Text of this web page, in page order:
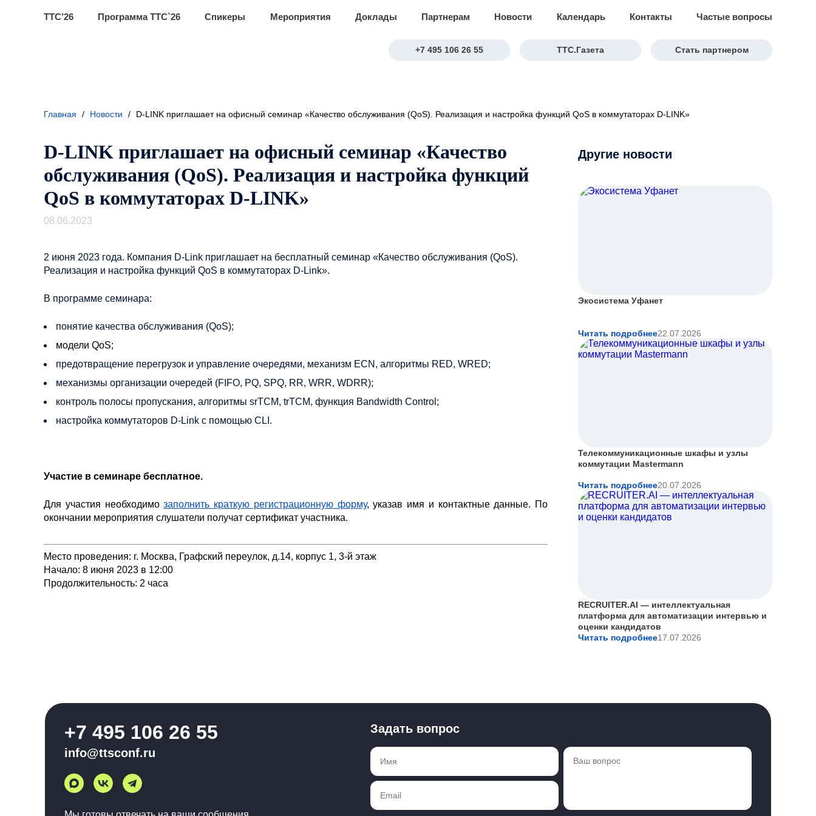
Стать партнером
ТТС.Газета
+7 495 106 26 55
ТТС’26 Программа ТТС`26 Спикеры Мероприятия Доклады Партнерам Новости Календарь Контакты Частые вопросы
Главная / Новости / D-LINK приглашает на офисный семинар «Качество обслуживания (QoS). Реализация и настройка функций QoS в коммутаторах D-LINK»
D-LINK приглашает на офисный семинар «Качество
обслуживания (QoS). Реализация и настройка функций
QoS в коммутаторах D-LINK»
08.06.2023
2 июня 2023 года. Компания D-Link приглашает на бесплатный семинар «Качество обслуживания (QoS).
Реализация и настройка функций QoS в коммутаторах D-Link».
В программе семинара:
понятие качества обслуживания (QoS);
модели QoS;
предотвращение перегрузок и управление очередями, механизм ECN, алгоритмы RED, WRED;
механизмы организации очередей (FIFO, PQ, SPQ, RR, WRR, WDRR);
контроль полосы пропускания, алгоритмы srTCM, trTCM, функция Bandwidth Control;
настройка коммутаторов D-Link с помощью CLI.
Участие в семинаре бесплатное.
Для участия необходимозаполнить краткую регистрационную форму, указав имя и контактные данные. По
окончании мероприятия слушатели получат сертификат участника.
Место проведения: г. Москва, Графский переулок, д.14, корпус 1, 3-й этаж
Начало: 8 июня 2023 в 12:00
Продолжительность: 2 часа
Другие новости
Экосистема Уфанет
Читать подробнее22.07.2026
Телекоммуникационные шкафы и узлы
коммутации Mastermann
Читать подробнее20.07.2026
RECRUITER.AI — интеллектуальная
платформа для автоматизации интервью и
оценки кандидатов
Читать подробнее17.07.2026
+7 495 106 26 55
info@ttsconf.ru
Задать вопрос